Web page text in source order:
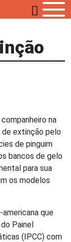
na
de extinção pelo
de pinguim
bancos de gelo
para sua
os modelos
que
Painel
(IPCC) com